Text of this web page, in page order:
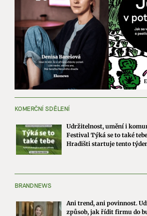
KOMERČNÍ SDĚLENÍ
Udržitelnost, umění i
Festival Týká se to také
Hradišti startuje tento
BRANDNEWS
Ani trend, ani povinnost.
způsob, jak řídit firmu do